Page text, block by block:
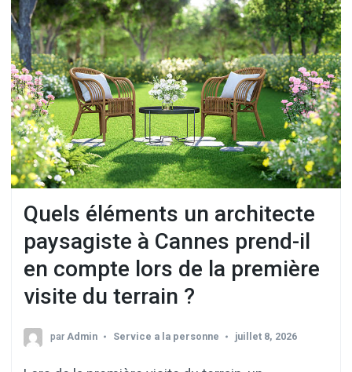
Quels éléments un architecte
paysagiste à Cannes prend-il
en compte lors de la première
visite du terrain ?
parAdmin Service a la personne juillet 8, 2026